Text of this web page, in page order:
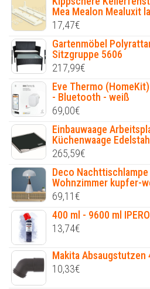
Mea Mealon Mealuxit
17,47€
Gartenmöbel
Sitzgruppe 5606
217,99€
Eve Thermo
- Bluetooth - weiß
69,00€
Einbauwaage
Küchenwaage
265,59€
Deco
Wohnzimmer kupfer-
69,11€
400 ml - 9600 ml
13,74€
Makita Absaugstutzen
10,33€